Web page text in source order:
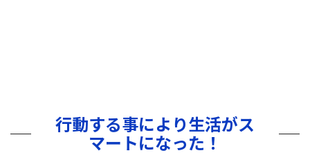
行動する事により生活がス
マートになった！